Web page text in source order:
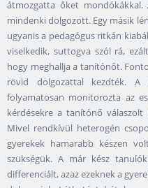
átmozgatta őket
mindenki dolgozott. Egy másik
ugyanis a pedagógus ritkán
viselkedik, suttogva szól rá,
hogy meghallja a tanítónőt.
rövid dolgozattal kezdték. A
folyamatosan monitorozta az
kérdésekre a tanítónő
Mivel rendkívül heterogén
gyerekek hamarabb készen
szükségük. A már kész
differenciált, azaz ezeknek a